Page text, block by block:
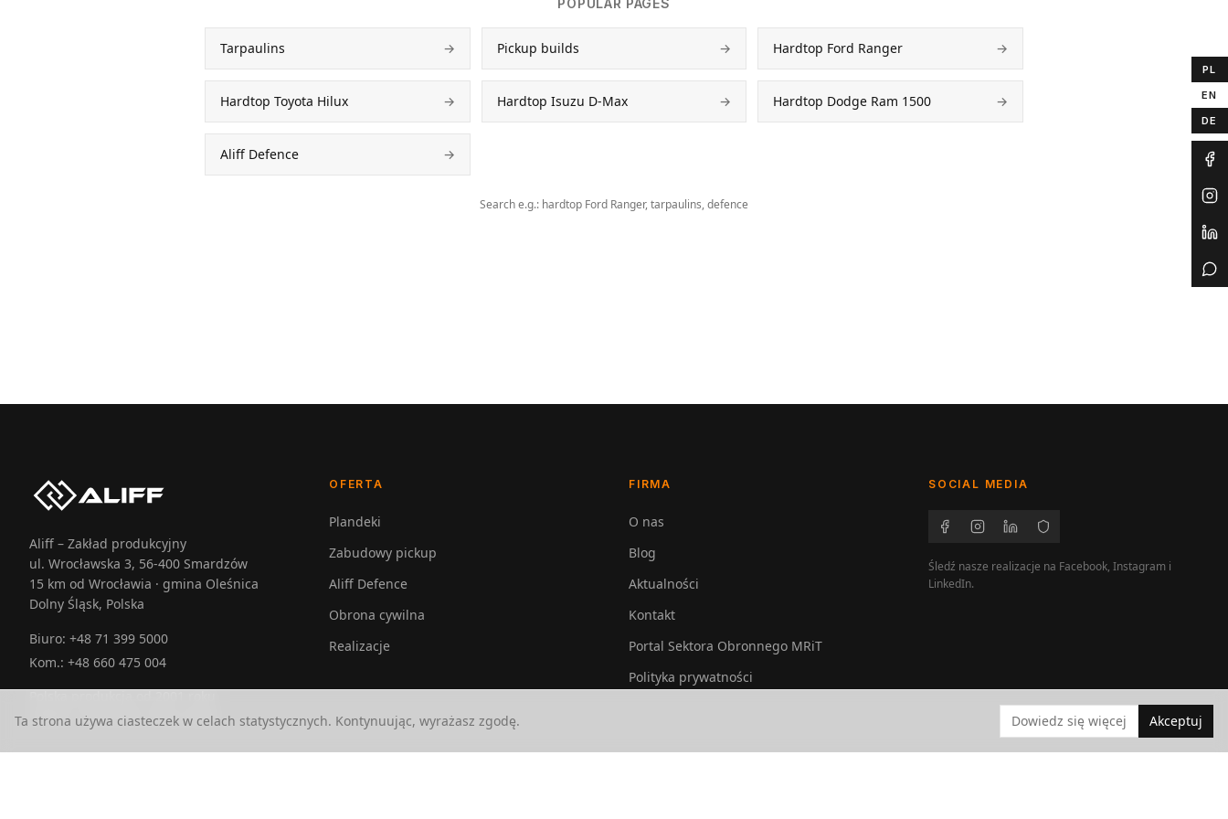
POPULAR PAGES
Tarpaulins → Pickup builds → Hardtop Ford Ranger →
Hardtop Toyota Hilux → Hardtop Isuzu D-Max → Hardtop Dodge Ram 1500 →
Aliff Defence →
Search e.g.: hardtop Ford Ranger, tarpaulins, defence
Aliff – Zakład produkcyjny
ul. Wrocławska 3, 56-400 Smardzów
15 km od Wrocławia · gmina Oleśnica
Dolny Śląsk, Polska
Biuro: +48 71 399 5000
Kom.: +48 660 475 004
Zakład: Smardzów, Dolny Śląsk
OFERTA
Plandeki
Zabudowy pickup
Aliff Defence
Obrona cywilna
Realizacje
FIRMA
O nas
Blog
Aktualności
Kontakt
Portal Sektora Obronnego MRiT
Polityka prywatności
SOCIAL MEDIA
Śledź nasze realizacje na Facebook, Instagram i
LinkedIn.
PL
EN
DE
Ta strona używa ciasteczek w celach statystycznych. Kontynuując, wyrażasz zgodę. Dowiedz się więcej Akceptuj